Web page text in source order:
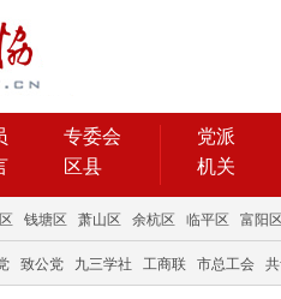
专委会
区县
党派
机关
钱塘区 萧山区 余杭区 临平区 富阳
致公党 九三学社 工商联 市总工会